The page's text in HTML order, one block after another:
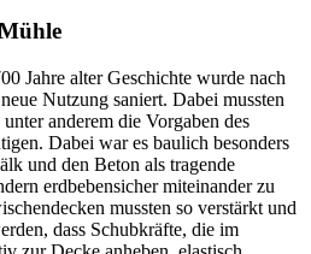
Jahre alter Geschichte wurde nach
Nutzung saniert. Dabei mussten
anderem die Vorgaben des
Dabei war es baulich besonders
und den Beton als tragende
erdbebensicher miteinander zu
mussten so verstärkt und
dass Schubkräfte, die im